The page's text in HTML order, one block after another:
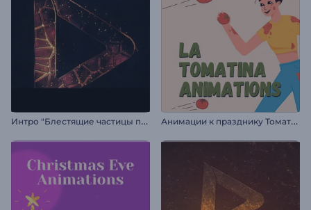
И
нтро "Блестящие частицы пламени" А
нимации к празднику Томатина